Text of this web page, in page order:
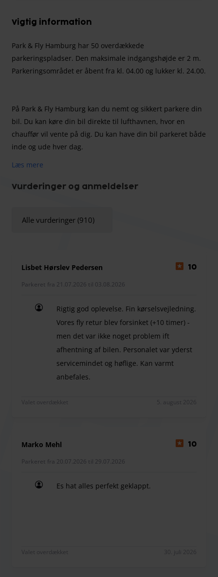
Vigtig information
Park & Fly Hamburg har 50 overdækkede
parkeringspladser. Den maksimale indgangshøjde er 2 m.
Parkeringsområdet er åbent fra kl. 04.00 og lukker kl. 24.00.
På Park & Fly Hamburg kan du nemt og sikkert parkere din
bil. Du kan køre din bil direkte til lufthavnen, hvor en
chauffør vil vente på dig. Du kan have din bil parkeret både
inde og ude hver dag.
Park & Fly Hamburg (vormals AirParkOne) tilbyder
med at læsse bilen af med din bagage.
Læs mere
Vurderinger og anmeldelser
Alle vurderinger (910)
Lisbet Hørslev Pedersen 10
Parkeret fra 21.07.2026 til 03.08.2026
Rigtig god oplevelse. Fin kørselsvejledning.
Vores fly retur blev forsinket (+10 timer) -
men det var ikke noget problem ift
afhentning af bilen. Personalet var yderst
servicemindet og høflige. Kan varmt
anbefales.
Valet overdækket 5. august 2026
Marko Mehl 10
Parkeret fra 20.07.2026 til 29.07.2026
Es hat alles perfekt geklappt.
Valet overdækket 30. juli 2026